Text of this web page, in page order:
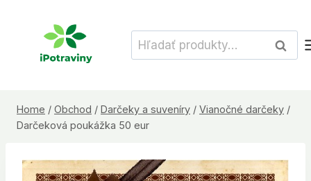
Hľadať:
Home / Obchod / Darčeky a suveníry / Vianočné darčeky /
Darčeková poukážka 50 eur